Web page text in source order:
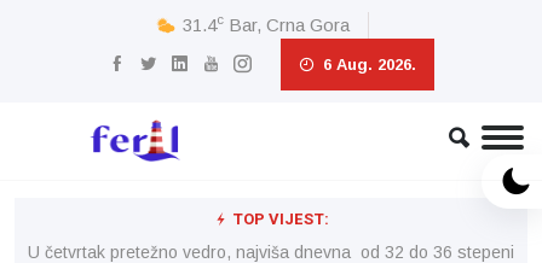
31.4c Bar, Crna Gora
6 Aug. 2026.
TOP VIJEST:
U četvrtak pretežno vedro, najviša dnevna od 32 do 36 stepeni